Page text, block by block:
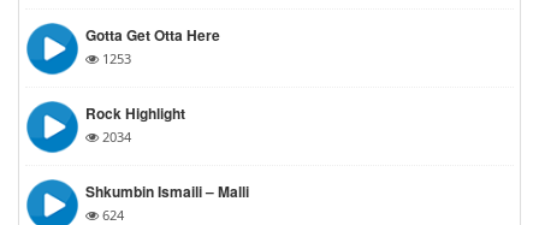
Gotta Get Otta Here
1253
Rock Highlight
2034
Shkumbin Ismaili – Malli
624